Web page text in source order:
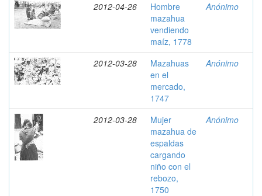
2012-04-26
Hombre
mazahua
vendiendo
maíz, 1778
Anónimo
2012-03-28
Mazahuas
en el
mercado,
1747
Anónimo
2012-03-28
Mujer
mazahua de
espaldas
cargando
niño con el
rebozo,
1750
Anónimo